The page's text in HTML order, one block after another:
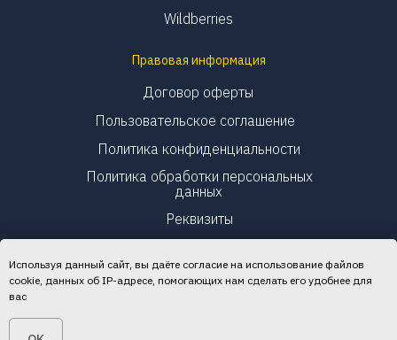
Используя данный сайт, вы даёте согласие на использование файлов
cookie, данных об IP-адресе, помогающих нам сделать его удобнее для
вас
Правовая информация
Договор оферты
Пользовательское соглашение
Политика конфиденциальности
Политика обработки персональных
данных
Wildberries
Реквизиты